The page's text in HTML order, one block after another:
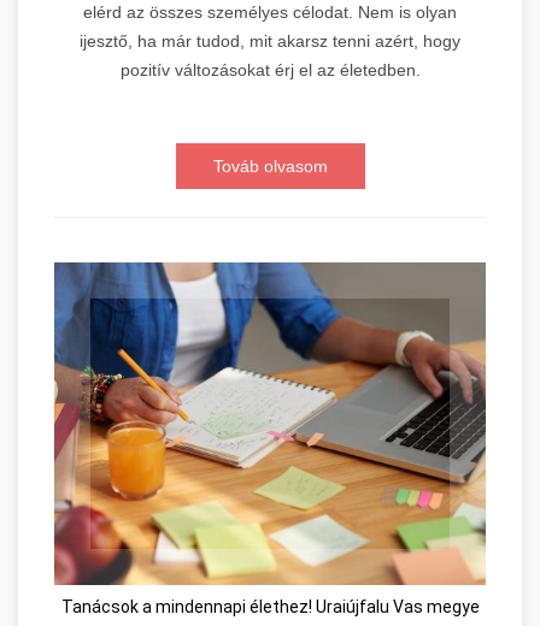
elérd az összes személyes célodat. Nem is olyan
ijesztő, ha már tudod, mit akarsz tenni azért, hogy
pozitív változásokat érj el az életedben.
Továb olvasom
Tanácsok a mindennapi élethez! Uraiújfalu Vas megye